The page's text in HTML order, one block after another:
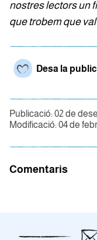
nostres lectors un
que trobem que
Desa la
Publicació: 02 de
Modificació: 04 de
Comentaris